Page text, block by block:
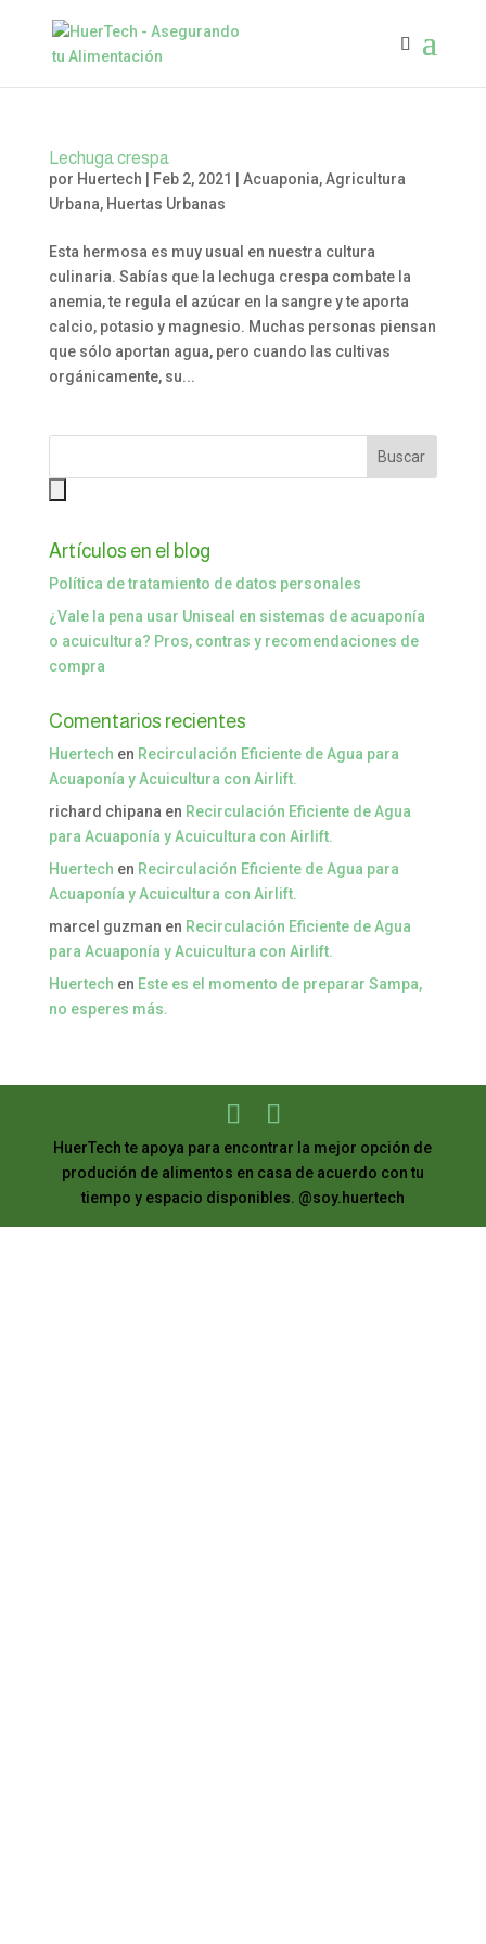
Lechuga crespa
por Huertech Feb 2, 2021 Acuaponia,Agricultura
Urbana, Huertas Urbanas
Esta hermosa es muy usual en nuestra cultura
culinaria. Sabías que la lechuga crespa combate la
anemia, te regula el azúcar en la sangre y te aporta
calcio, potasio y magnesio. Muchas personas piensan
que sólo aportan agua, pero cuando las cultivas
orgánicamente, su...
Artículos en el blog
Política de tratamiento de datos personales
¿Vale la pena usar Uniseal en sistemas de acuaponía
o acuicultura? Pros, contras y recomendaciones de
compra
Comentarios recientes
Huertech en Recirculación Eficiente de Agua para
Acuaponía y Acuicultura con Airlift.
richard chipana en Recirculación Eficiente de Agua
para Acuaponía y Acuicultura con Airlift.
Huertech en Recirculación Eficiente de Agua para
Acuaponía y Acuicultura con Airlift.
marcel guzman en Recirculación Eficiente de Agua
para Acuaponía y Acuicultura con Airlift.
Huertech en Este es el momento de preparar Sampa,
no esperes más.
HuerTech te apoya para encontrar la mejor opción de
produción de alimentos en casa de acuerdo con tu
tiempo y espacio disponibles. @soy.huertech